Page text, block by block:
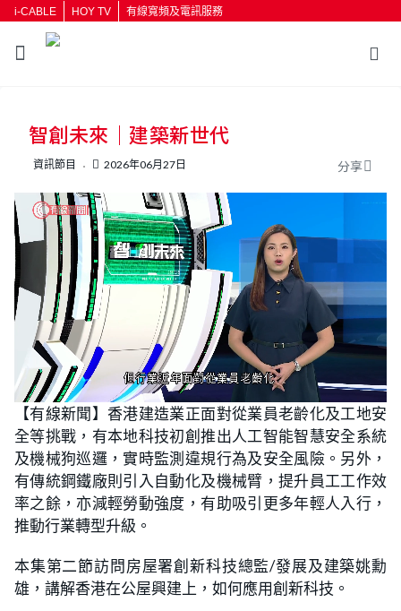
i-CABLE HOY TV 有線寬頻及電訊服務
按輸入鍵開始搜尋
智創未來｜建築新世代
資訊節目 2026年06月27日 分享
U
n
m
o
a
d
e
d
1
.
9
1
%
【有線新聞】香港建造業正面對從業員老齡化及工地安
全等挑戰，有本地科技初創推出人工智能智慧安全系統
及機械狗巡邏，實時監測違規行為及安全風險。另外，
有傳統鋼鐵廠則引入自動化及機械臂，提升員工工作效
率之餘，亦減輕勞動強度，有助吸引更多年輕人入行，
推動行業轉型升級。
本集第二節訪問房屋署創新科技總監/發展及建築姚勳
雄，講解香港在公屋興建上，如何應用創新科技。